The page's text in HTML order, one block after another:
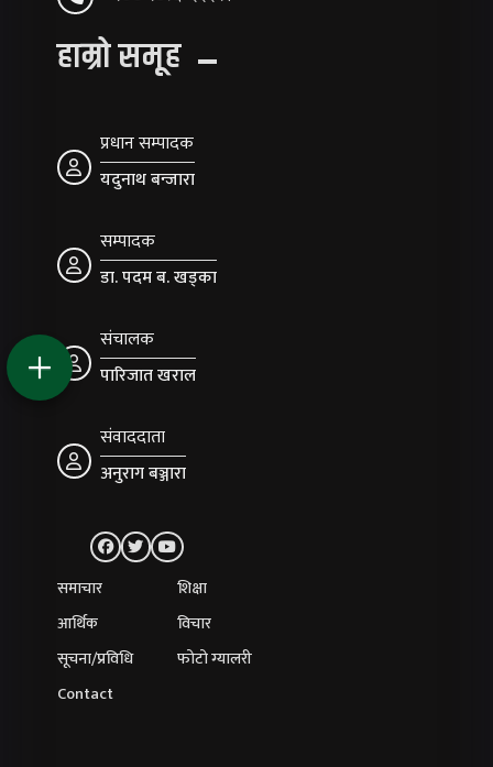
हाम्रो समूह
प्रधान सम्पादक
यदुनाथ बन्जारा
सम्पादक
डा. पदम ब. खड्का
संचालक
पारिजात खराल
संवाददाता
अनुराग बञ्जारा
समाचार
शिक्षा
आर्थिक
विचार
सूचना/प्रविधि
फोटो ग्यालरी
Contact